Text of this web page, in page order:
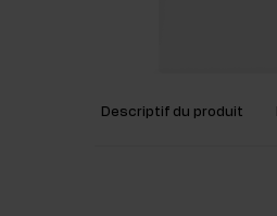
Descriptif du produit